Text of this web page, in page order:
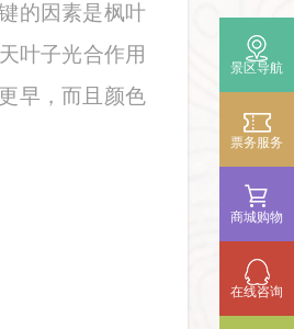
的因素是枫叶
叶子光合作用
早，而且颜色
景区导航

票务服务

商城购物
在线咨询